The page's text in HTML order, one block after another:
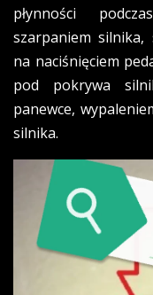
płynności
szarpaniem silnika,
na naciśnięciem
pod pokrywa
panewce,
silnika.